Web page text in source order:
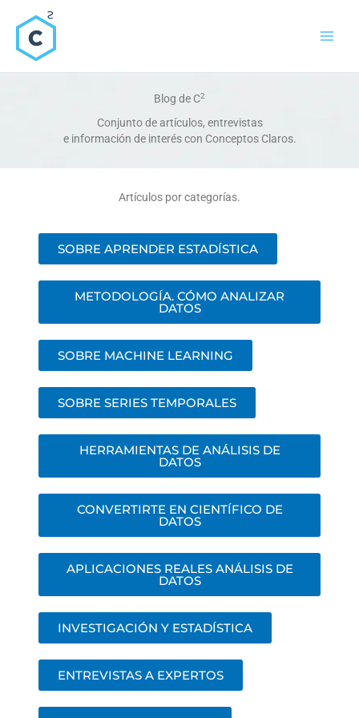
contenido
Blog de C2
Conjunto de artículos, entrevistas
e información de interés con Conceptos Claros.
Artículos por categorías.
SOBRE APRENDER ESTADÍSTICA
METODOLOGÍA. CÓMO ANALIZAR
DATOS
SOBRE MACHINE LEARNING
SOBRE SERIES TEMPORALES
HERRAMIENTAS DE ANÁLISIS DE
DATOS
CONVERTIRTE EN CIENTÍFICO DE
DATOS
APLICACIONES REALES ANÁLISIS DE
DATOS
INVESTIGACIÓN Y ESTADÍSTICA
ENTREVISTAS A EXPERTOS